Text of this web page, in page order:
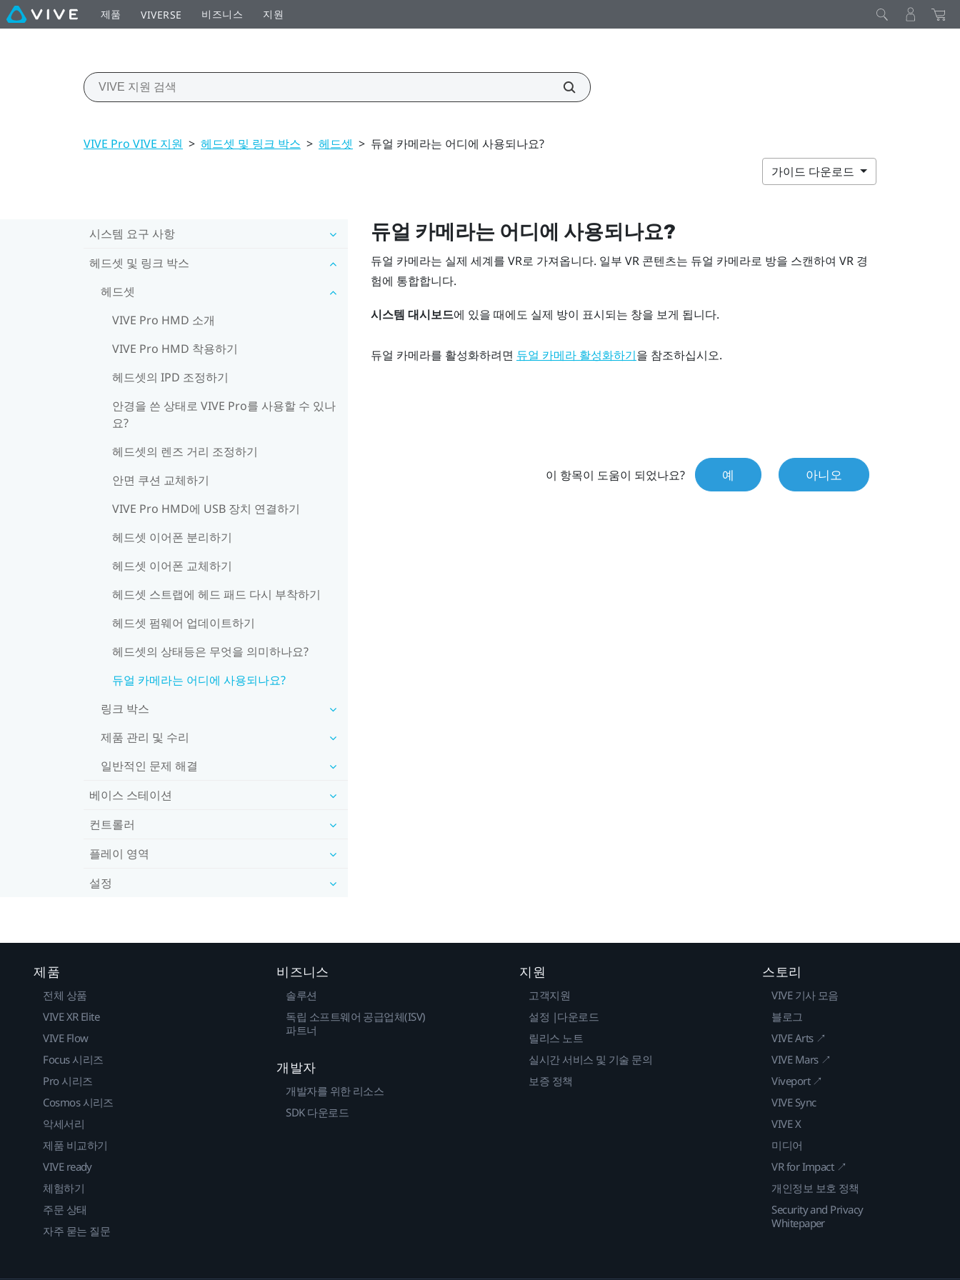
제품 VIVERSE 비즈니스 지원
VIVE Pro VIVE 지원 > 헤드셋 및 링크 박스 > 헤드셋 > 듀얼 카메라는 어디에 사용되나요?
가이드 다운로드
시스템 요구 사항
헤드셋 및 링크 박스
헤드셋
VIVE Pro HMD 소개
VIVE Pro HMD 착용하기
헤드셋의 IPD 조정하기
안경을 쓴 상태로 VIVE Pro를 사용할 수 있나
요?
헤드셋의 렌즈 거리 조정하기
안면 쿠션 교체하기
VIVE Pro HMD에 USB 장치 연결하기
헤드셋 이어폰 분리하기
헤드셋 이어폰 교체하기
헤드셋 스트랩에 헤드 패드 다시 부착하기
헤드셋 펌웨어 업데이트하기
헤드셋의 상태등은 무엇을 의미하나요?
듀얼 카메라는 어디에 사용되나요?
링크 박스
제품 관리 및 수리
일반적인 문제 해결
베이스 스테이션
컨트롤러
플레이 영역
설정
듀얼 카메라는 어디에 사용되나요?
듀얼 카메라는 실제 세계를 VR로 가져옵니다. 일부 VR 콘텐츠는 듀얼 카메라로 방을 스캔하여 VR 경
험에 통합합니다.
시스템 대시보드에 있을 때에도 실제 방이 표시되는 창을 보게 됩니다.
듀얼 카메라를 활성화하려면 듀얼 카메라 활성화하기 을 참조하십시오.
이 항목이 도움이 되었나요? 예 아니오
제품
전체 상품
VIVE XR Elite
VIVE Flow
Focus 시리즈
Pro 시리즈
Cosmos 시리즈
악세서리
제품 비교하기
VIVE ready
체험하기
주문 상태
자주 묻는 질문
비즈니스
솔루션
독립 소프트웨어 공급업체(ISV)
파트너
개발자
개발자를 위한 리소스
SDK 다운로드
지원
고객지원
설정 |다운로드
릴리스 노트
실시간 서비스 및 기술 문의
보증 정책
스토리
VIVE 기사 모음
블로그
VIVE Arts ↗
VIVE Mars ↗
Viveport ↗
VIVE Sync
VIVE X
미디어
VR for Impact ↗
개인정보 보호 정책
Security and Privacy
Whitepaper